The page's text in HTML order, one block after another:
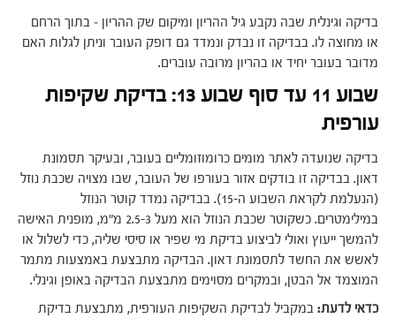
בדיקה וגינלית שבה נקבע גיל ההריון ומיקום שק ההריון – בתוך הרחם
או מחוצה לו. בבדיקה זו נבדק ונמדד גם דופק העובר וניתן לגלות האם
מדובר בעובר יחיד או בהריון מרובה עוברים.
שבוע 11 עד סוף שבוע 13: בדיקת שקיפות
עורפית
בדיקה שנועדה לאתר מומים כרומוזומליים בעובר, ובעיקר תסמונת
דאון. בבדיקה זו בודקים אזור בעורפו של העובר, שבו מצויה שכבת נוזל
(הנעלמת לקראת השבוע ה-15). בבדיקה נמדד קוטר הנוזל
במילימטרים. כשקוטר שכבת הנוזל הוא מעל 2.5-3 מ"מ, מופנית האישה
להמשך ייעוץ ואולי לביצוע בדיקת מי שפיר או סיסי שליה, כדי לשלול או
לאשש את החשד לתסמונת דאון. הבדיקה מתבצעת באמצעות מתמר
המוצמד אל הבטן, ובמקרים מסוימים מתבצעת הבדיקה באופן וגינלי.
כדאי לדעת: במקביל לבדיקת השקיפות העורפית, מתבצעת בדיקת